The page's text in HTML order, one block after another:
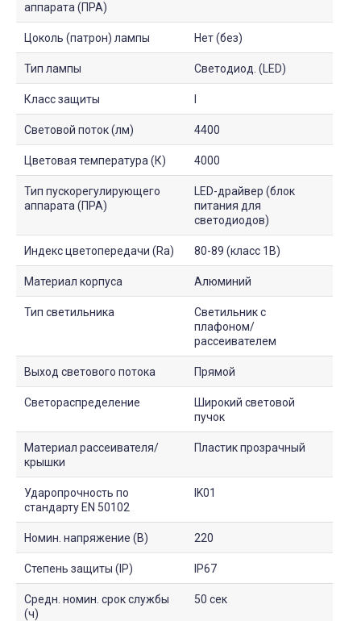
аппарата (ПРА)
Цоколь (патрон) лампы Нет (без)
Тип лампы Светодиод. (LED)
Класс защиты
Световой поток (лм) 4400
Цветовая температура (К) 4000
Тип пускорегулирующего
аппарата (ПРА)
LED-драйвер (блок
питания для
светодиодов)
Индекс цветопередачи (Ra) 80-89 (класс 1B)
Материал корпуса Алюминий
Тип светильника
Светильник с
плафоном/
рассеивателем
Выход светового потока Прямой
Светораспределение
Широкий световой
пучок
Материал рассеивателя/
крышки
Пластик прозрачный
Ударопрочность по
стандарту EN 50102
IK01
Номин. напряжение (В) 220
Степень защиты (IP) IP67
Средн. номин. срок службы
(ч)
50 сек